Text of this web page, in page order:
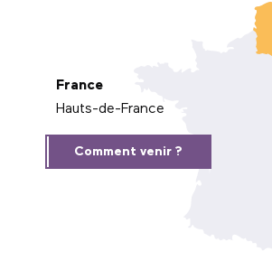
France
Hauts-de-France
Comment venir ?